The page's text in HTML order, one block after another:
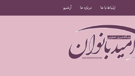
ارتباط با ما درباره ما آرشیو